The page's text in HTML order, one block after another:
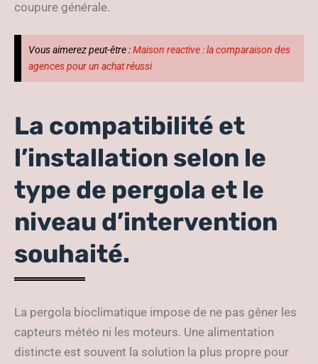
coupure générale.
Vous aimerez peut-être :Maison reactive : la comparaison des
agences pour un achat réussi
La compatibilité et
l’installation selon le
type de pergola et le
niveau d’intervention
souhaité.
La pergola bioclimatique impose de ne pas gêner les
capteurs météo ni les moteurs. Une alimentation
distincte est souvent la solution la plus propre pour